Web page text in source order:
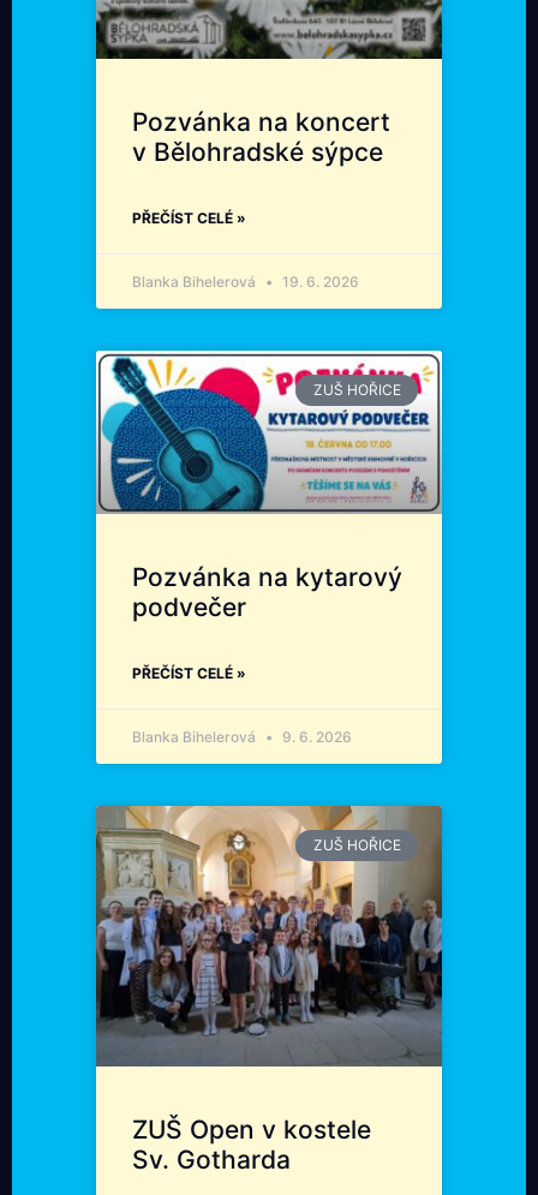
Pozvánka na koncert
v Bělohradské sýpce
PŘEČÍST CELÉ »
Blanka Bihelerová 19. 6. 2026
ZUŠ HOŘICE
Pozvánka na kytarový
podvečer
PŘEČÍST CELÉ »
Blanka Bihelerová 9. 6. 2026
ZUŠ HOŘICE
ZUŠ Open v kostele
Sv. Gotharda